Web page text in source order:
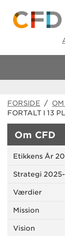
FORSIDE /
FORTALT I 13
Om CFD
Etikkens År
Strategi
Værdier
Mission
Vision